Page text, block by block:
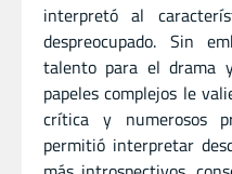
interpretó al
despreocupado. Sin
talento para el drama
papeles complejos le
crítica y numerosos
permitió interpretar